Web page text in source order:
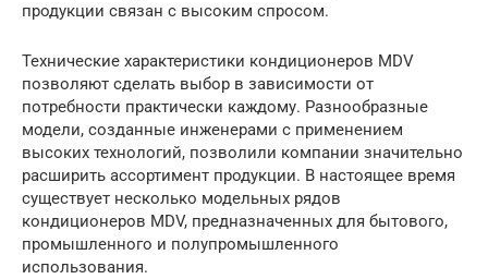
продукции связан с высоким спросом.
Технические характеристики кондиционеров MDV
позволяют сделать выбор в зависимости от
потребности практически каждому. Разнообразные
модели, созданные инженерами с применением
высоких технологий, позволили компании значительно
расширить ассортимент продукции. В настоящее время
существует несколько модельных рядов
кондиционеров MDV, предназначенных для бытового,
промышленного и полупромышленного
использования.